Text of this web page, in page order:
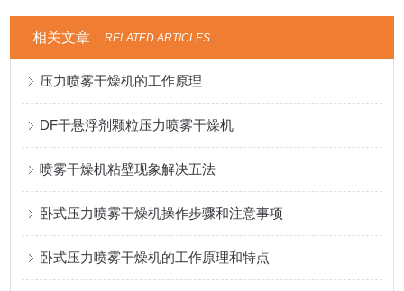
相关文章 RELATED ARTICLES
压力喷雾干燥机的工作原理
DF干悬浮剂颗粒压力喷雾干燥机
喷雾干燥机粘壁现象解决五法
卧式压力喷雾干燥机操作步骤和注意事项
卧式压力喷雾干燥机的工作原理和特点